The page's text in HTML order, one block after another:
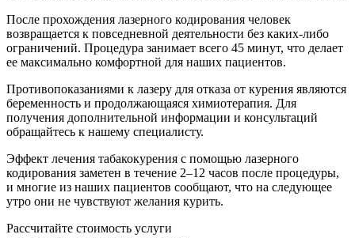
После прохождения лазерного кодирования человек
возвращается к повседневной деятельности без каких-либо
ограничений. Процедура занимает всего 45 минут, что делает
ее максимально комфортной для наших пациентов.
Противопоказаниями к лазеру для отказа от курения являются
беременность и продолжающаяся химиотерапия. Для
получения дополнительной информации и консультаций
обращайтесь к нашему специалисту.
Эффект лечения табакокурения с помощью лазерного
кодирования заметен в течение 2–12 часов после процедуры,
и многие из наших пациентов сообщают, что на следующее
утро они не чувствуют желания курить.
Рассчитайте стоимость услуги